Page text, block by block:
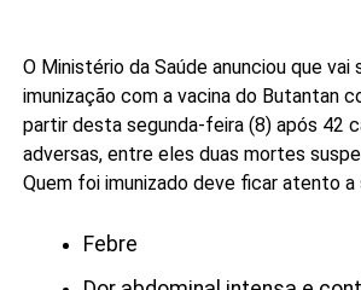
O Ministério da Saúde anunciou que vai
imunização com a vacina do Butantan
partir desta segunda-feira (8) após 42
adversas, entre eles duas mortes
Quem foi imunizado deve ficar atento a
Febre